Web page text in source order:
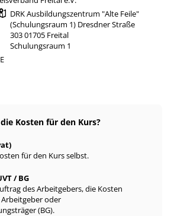
DRK Ausbildungszentrum "Alte Feile"
(Schulungsraum 1) Dresdner Straße
303 01705 Freital
Schulungsraum 1
Kosten für den Kurs?
für den Kurs selbst.
/ BG
des Arbeitgebers, die Kosten
oder
(BG).